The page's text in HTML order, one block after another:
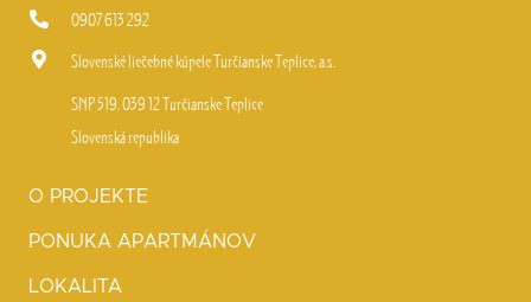
0907 613 292
Slovenské liečebné kúpele Turčianske Teplice, a.s.
SNP 519, 039 12 Turčianske Teplice
Slovenská republika
O PROJEKTE
PONUKA APARTMÁNOV
LOKALITA